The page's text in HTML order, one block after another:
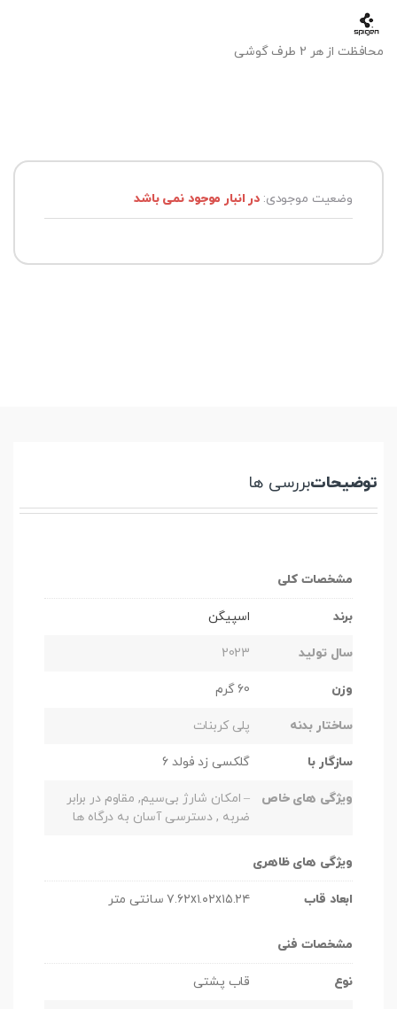
محافظت از هر 2 طرف گوشی
وضعیت موجودی:در انبار موجود نمی باشد
توضیحاتبررسی ها
مشخصات کلی
برند اسپیگن
سال تولید 2023
وزن 60 گرم
ساختار بدنه پلی کربنات
سازگار با گلکسی زد فولد 6
ویژگی های خاص
– امکان شارژ بی‌سیم, مقاوم در برابر
ضربه , دسترسی آسان به درگاه ها
ویژگی های ظاهری
ابعاد قاب ۷.۶۲x۱.۰۲x۱۵.۲۴ سانتی متر
مشخصات فنی
نوع قاب پشتی